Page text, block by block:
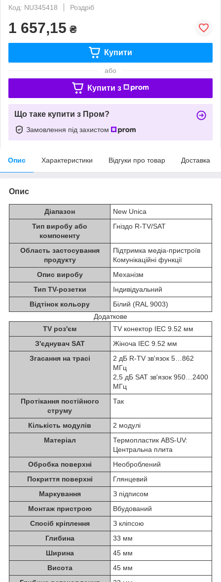
Код: NU345418
Роздріб
1 657,15 ₴
Купити
або
Купити з
Що таке купити з Пром?
Замовлення під захистом
Опис Характеристики Відгуки про товар Доставка
Опис
Діапазон
New Unica
Тип виробу або
компоненту
Гніздо R-TV/SAT
Область застосування
продукту
Підтримка медіа-пристроїв
Комунікаційні функції
Опис виробу
Механізм
Тип TV-розетки
Індивідуальний
Відтінок кольору
Білий (RAL 9003)
Додаткове
TV роз'єм
TV конектор IEC 9.52 мм
З'єднувач SAT
Жіноча IEC 9.52 мм
Згасання на трасі
2 дБ R-TV зв'язок 5…862
МГц
2,5 дБ SAT зв'язок 950…2400
МГц
Протікання постійного
струму
Так
Кількість модулів
2 модулі
Матеріал
Термопластик ABS-UV:
Центральна плита
Обробка поверхні
Необроблений
Покриття поверхні
Глянцевий
Маркування
З підписом
Монтаж пристрою
Вбудований
Спосіб кріплення
З кліпсою
Глибина
33 мм
Ширина
45 мм
Висота
45 мм